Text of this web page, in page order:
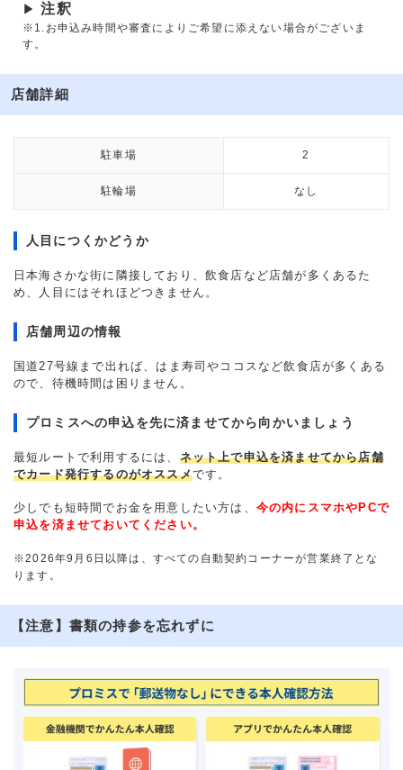
▶ 注釈
※1.お申込み時間や審査によりご希望に添えない場合がございま
す。
店舗詳細
駐車場 2
駐輪場 なし
人目につくかどうか
日本海さかな街に隣接しており、飲食店など店舗が多くあるた
め、人目にはそれほどつきません。
店舗周辺の情報
国道27号線まで出れば、はま寿司やココスなど飲食店が多くある
ので、待機時間は困りません。
プロミスへの申込を先に済ませてから向かいましょう
最短ルートで利用するには、 ネット上で申込を済ませてから店舗
でカード発行するのがオススメです。
少しでも短時間でお金を用意したい方は、 今の内にスマホやPCで
申込を済ませておいてください。
※2026年9月6日以降は、すべての自動契約コーナーが営業終了とな
ります。
【注意】書類の持参を忘れずに